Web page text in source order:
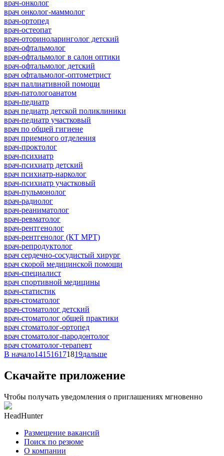
врач-онколог
врач онколог-маммолог
врач-ортопед
врач-остеопат
врач-оториноларинголог детский
врач-офтальмолог
врач-офтальмолог в салон оптики
врач-офтальмолог детский
врач офтальмолог-оптометрист
врач паллиативной помощи
врач-патологоанатом
врач-педиатр
врач педиатр детской поликлиники
врач-педиатр участковый
врач по общей гигиене
врач приемного отделения
врач-проктолог
врач-психиатр
врач-психиатр детский
врач психиатр-нарколог
врач-психиатр участковый
врач-пульмонолог
врач-радиолог
врач-реаниматолог
врач-ревматолог
врач-рентгенолог
врач-рентгенолог (КТ МРТ)
врач-репродуктолог
врач сердечно-сосудистый хирург
врач скорой медицинской помощи
врач-специалист
врач спортивной медицины
врач-статистик
врач-стоматолог
врач-стоматолог детский
врач-стоматолог общей практики
врач стоматолог-ортопед
врач стоматолог-пародонтолог
врач стоматолог-терапевт
В начало141516171819дальше
Скачайте приложение
Чтобы получать уведомления о приглашениях мгновенно
HeadHunter
Размещение вакансий
Поиск по резюме
О компании